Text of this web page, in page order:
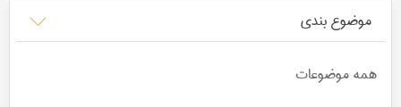
موضوع بندی
همه موضوعات